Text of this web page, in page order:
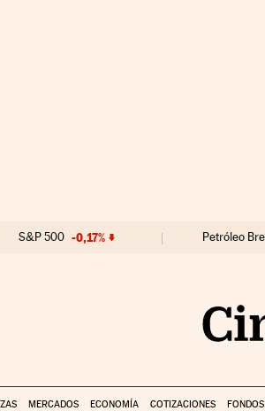
S&P 500 -0,17% Petróleo
MERCADOS ECONOMÍA COTIZACIONES